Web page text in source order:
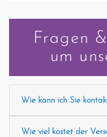
Fragen
um
Wie kann ich Sie
Wie viel kostet der